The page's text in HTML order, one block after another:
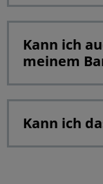
Kann ich
meinem
Kann ich